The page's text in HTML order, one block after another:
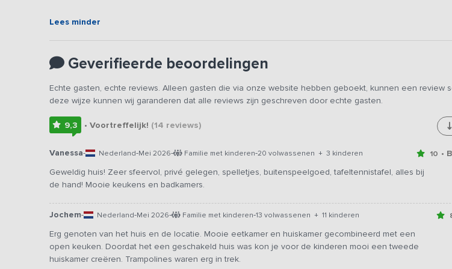
Lees minder
Geverifieerde beoordelingen
Echte gasten, echte reviews. Alleen gasten die via onze website hebben geboekt, kunnen een review
deze wijze kunnen wij garanderen dat alle reviews zijn geschreven door echte gasten.
9,3 • Voortreffelijk! (14 reviews)
Vanessa- Nederland-Mei 2026- Familie met kinderen-20 volwassenen + 3 kinderen 10 •
Geweldig huis! Zeer sfeervol, privé gelegen, spelletjes, buitenspeelgoed, tafeltennistafel, alles bij
de hand! Mooie keukens en badkamers.
Jochem- Nederland-Mei 2026- Familie met kinderen-13 volwassenen + 11 kinderen
Erg genoten van het huis en de locatie. Mooie eetkamer en huiskamer gecombineerd met een
open keuken. Doordat het een geschakeld huis was kon je voor de kinderen mooi een tweede
huiskamer creëren. Trampolines waren erg in trek.